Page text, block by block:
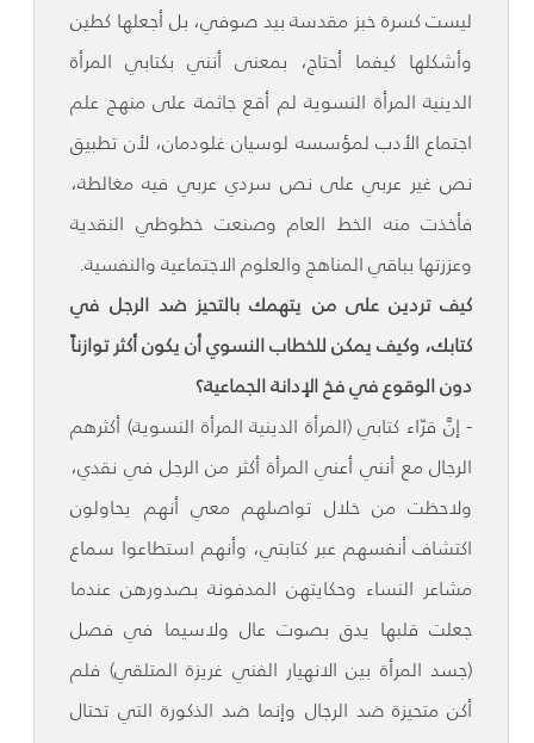
ليست كسرة خبز مقدسة بيد صوفي، بل أجعلها كطين
وأشكلها كيفما أحتاج، بمعنى أنني بكتابي المرأة
الدينية المرأة النسوية لم أقع جاثمة على منهج علم
اجتماع الأدب لمؤسسه لوسيان غلودمان، لأن تطبيق
نص غير عربي على نص سردي عربي فيه مغالطة،
فأخذت منه الخط العام وصنعت خطوطي النقدية
وعززتها بباقي المناهج والعلوم الاجتماعية والنفسية.
كيف تردين على من يتهمك بالتحيز ضد الرجل في
كتابك، وكيف يمكن للخطاب النسوي أن يكون أكثر توازناً
دون الوقوع في فخ الإدانة الجماعية؟
- إنَّ قرّاء كتابي (المرأة الدينية المرأة النسوية) أكثرهم
الرجال مع أنني أعني المرأة أكثر من الرجل في نقدي،
ولاحظت من خلال تواصلهم معي أنهم يحاولون
اكتشاف أنفسهم عبر كتابتي، وأنهم استطاعوا سماع
مشاعر النساء وحكايتهن المدفونة بصدورهن عندما
جعلت قلبها يدق بصوت عال ولاسيما في فصل
(جسد المرأة بين الانهيار الفني غريزة المتلقي) فلم
أكن متحيزة ضد الرجال وإنما ضد الذكورة التي تحتال